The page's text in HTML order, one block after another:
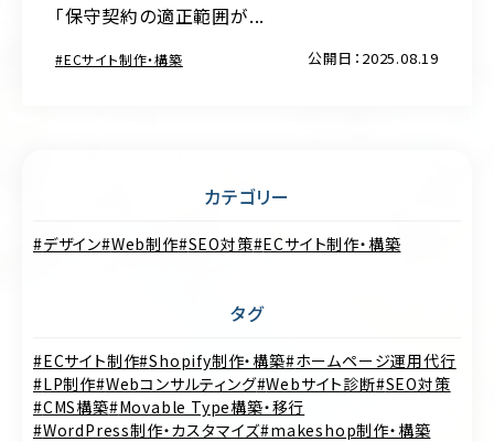
「保守契約の適正範囲が...
ECサイト制作・構築 公開日：2025.08.19
カテゴリー
デザイン Web制作 SEO対策 ECサイト制作・構築
タグ
ECサイト制作 Shopify制作・構築 ホームページ運用代行
LP制作 Webコンサルティング Webサイト診断 SEO対策
CMS構築 Movable Type構築・移行
WordPress制作・カスタマイズ makeshop制作・構築